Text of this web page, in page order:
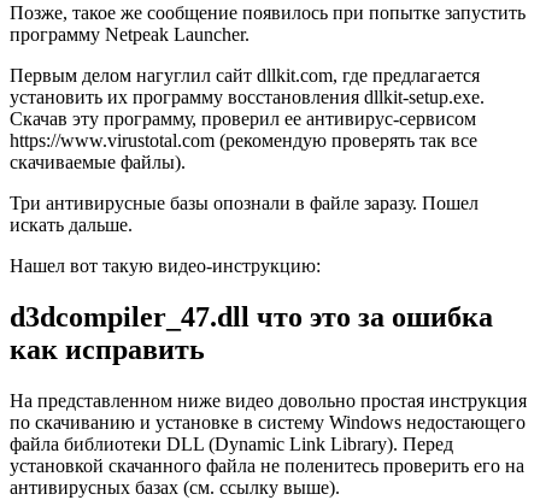
Позже, такое же сообщение появилось при попытке запустить
программу Netpeak Launcher.
Первым делом нагуглил сайт dllkit.com, где предлагается
установить их программу восстановления dllkit-setup.exe.
Скачав эту программу, проверил ее антивирус-сервисом
https://www.virustotal.com (рекомендую проверять так все
скачиваемые файлы).
Три антивирусные базы опознали в файле заразу. Пошел
искать дальше.
Нашел вот такую видео-инструкцию:
d3dcompiler_47.dll что это за ошибка
как исправить
На представленном ниже видео довольно простая инструкция
по скачиванию и установке в систему Windows недостающего
файла библиотеки DLL (Dynamic Link Library). Перед
установкой скачанного файла не поленитесь проверить его на
антивирусных базах (см. ссылку выше).